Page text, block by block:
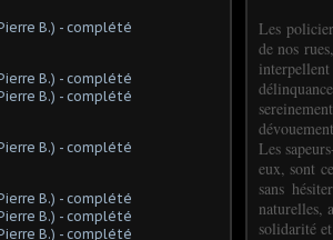
Les
de nos
Les
eux, sont
sans
naturelles,
solidarité